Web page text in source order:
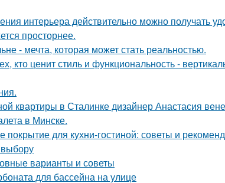
интерьера действительно можно получать
просторнее.
- мечта, которая может стать реальностью.
кто ценит стиль и функциональность -
квартиры в Сталинке дизайнер Анастасия
в Минске.
покрытие для кухни-гостиной: советы и
варианты и советы
для бассейна на улице